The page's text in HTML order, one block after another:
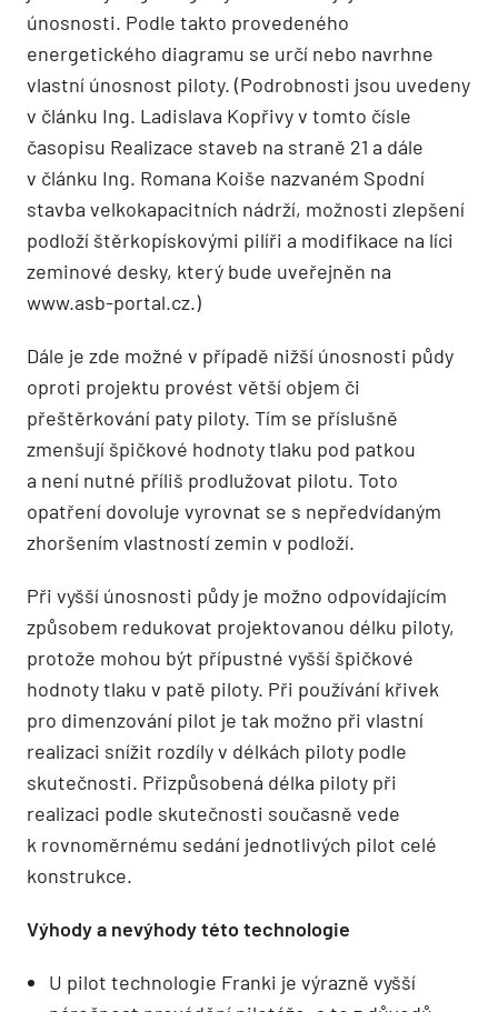
únosnosti. Podle takto provedeného
energetického diagramu se určí nebo navrhne
vlastní únosnost piloty. (Podrobnosti jsou uvedeny
v článku Ing. Ladislava Kopřivy v tomto čísle
časopisu Realizace staveb na straně 21 a dále
v článku Ing. Romana Koiše nazvaném Spodní
stavba velkokapacitních nádrží, možnosti zlepšení
podloží štěrkopískovými pilíři a modifikace na líci
zeminové desky, který bude uveřejněn na
www.asb-portal.cz.)
Dále je zde možné v případě nižší únosnosti půdy
oproti projektu provést větší objem či
přeštěrkování paty piloty. Tím se příslušně
zmenšují špičkové hodnoty tlaku pod patkou
a není nutné příliš prodlužovat pilotu. Toto
opatření dovoluje vyrovnat se s nepředvídaným
zhoršením vlastností zemin v podloží.
Při vyšší únosnosti půdy je možno odpovídajícím
způsobem redukovat projektovanou délku piloty,
protože mohou být přípustné vyšší špičkové
hodnoty tlaku v patě piloty. Při používání křivek
pro dimenzování pilot je tak možno při vlastní
realizaci snížit rozdíly v délkách piloty podle
skutečnosti. Přizpůsobená délka piloty při
realizaci podle skutečnosti současně vede
k rovnoměrnému sedání jednotlivých pilot celé
konstrukce.
Výhody a nevýhody této technologie
U pilot technologie Franki je výrazně vyšší